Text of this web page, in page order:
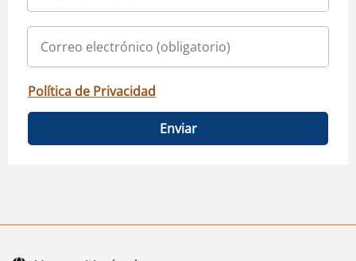
Política de Privacidad
Enviar